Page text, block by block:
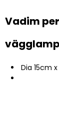
Vadim
Dia 15cm